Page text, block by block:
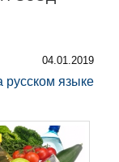
04.01.2019
русском языке